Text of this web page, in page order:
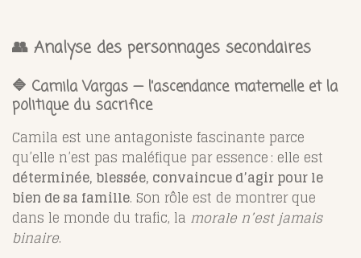
👥 Analyse des personnages secondaires
🔷 Camila Vargas — l’ascendance maternelle et la
politique du sacrifice
Camila est une antagoniste fascinante parce
qu’elle n’est pas maléfique par essence : elle est
déterminée, blessée, convaincue d’agir pour le
bien de sa famille. Son rôle est de montrer que
dans le monde du trafic, la morale n’est jamais
binaire.